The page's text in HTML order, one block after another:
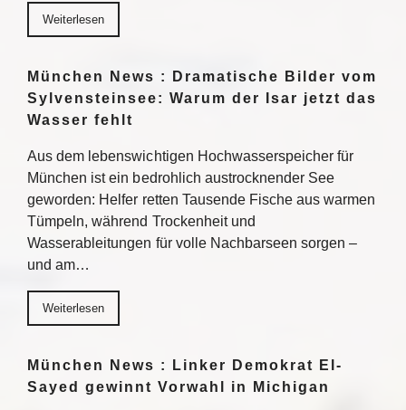
Weiterlesen
München News : Dramatische Bilder vom
Sylvensteinsee: Warum der Isar jetzt das
Wasser fehlt
Aus dem lebenswichtigen Hochwasserspeicher für
München ist ein bedrohlich austrocknender See
geworden: Helfer retten Tausende Fische aus warmen
Tümpeln, während Trockenheit und
Wasserableitungen für volle Nachbarseen sorgen –
und am…
Weiterlesen
München News : Linker Demokrat El-
Sayed gewinnt Vorwahl in Michigan